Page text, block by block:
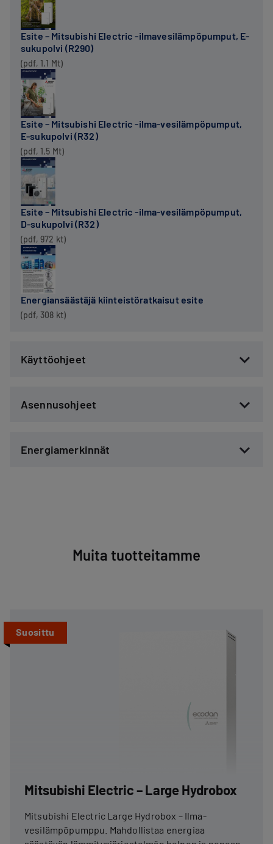
Esite – Mitsubishi Electric -ilmavesilämpöpumput, E-
sukupolvi (R290)
(pdf, 1,1 Mt)
Esite – Mitsubishi Electric -ilma-vesilämpöpumput,
E-sukupolvi (R32)
(pdf, 1,5 Mt)
Esite – Mitsubishi Electric -ilma-vesilämpöpumput,
D-sukupolvi (R32)
(pdf, 972 kt)
Energiansäästäjä kiinteistöratkaisut esite
(pdf, 308 kt)
Käyttöohjeet
Asennusohjeet
Energiamerkinnät
Muita tuotteitamme
Suosittu
Mitsubishi Electric – Large Hydrobox
Mitsubishi Electric Large Hydrobox – Ilma-
vesilämpöpumppu. Mahdollistaa energiaa